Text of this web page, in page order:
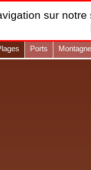
Ports
sur